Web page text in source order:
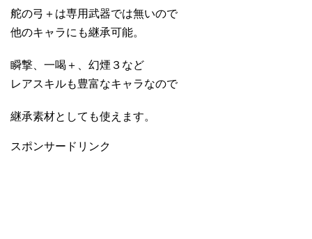
舵の弓＋は専用武器では無いので
他のキャラにも継承可能。
瞬撃、一喝＋、幻煙３など
レアスキルも豊富なキャラなので
継承素材としても使えます。
スポンサードリンク